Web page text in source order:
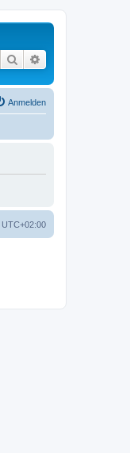
Suche
Anmelden
UTC+02:00